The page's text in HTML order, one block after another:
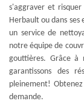
s'aggraver et
Herbault ou dans
un service de
notre équipe de
gouttières. Grâce à
garantissons des
pleinement!
demande.